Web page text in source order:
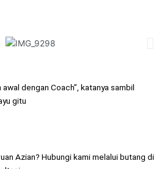
dengan Coach”, katanya sambil
gitu
Azian? Hubungi kami melalui butang di